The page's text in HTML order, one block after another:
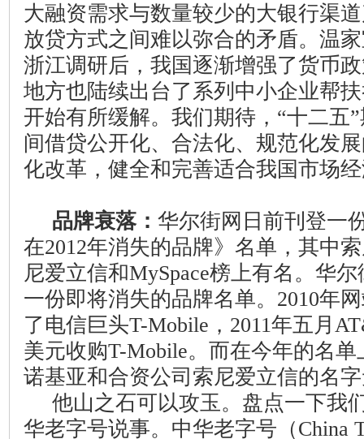
大融资需求与数量较少的大银行渠
放贷方式之间难以弥合的矛盾。温
浙江调研后，我国逐渐增强了货币
地方也陆续出台了系列中小企业帮
开始有所缓解。我们期待，“十二五
间借贷公开化、合法化、规范化发
化改革，健全和完善适合我国市场
品牌衰落： 华尔街网日前刊登一
在2012年消失的品牌》名单，其中
尼爱立信和MySpace榜上有名。华
一份即将消失的品牌名单。 2010年
了电信巨头T-Mobile ， 2011年五月
美元收购T-Mobile。而在今年的名
诺基亚和合资公司索尼爱立信的名
他山之石可以攻玉。盘点一下我
华老字号说事。中华老字号（China